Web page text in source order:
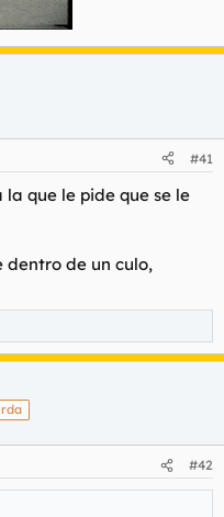
#41
que le pide que se le
de un culo,
#42